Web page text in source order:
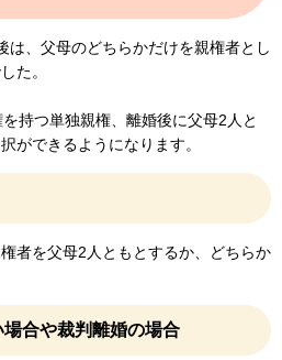
は、父母のどちらかだけを親権者とし
た。
持つ単独親権、離婚後に父母2人と
ができるようになります。
者を父母2人ともとするか、どちらか
合や裁判離婚の場合